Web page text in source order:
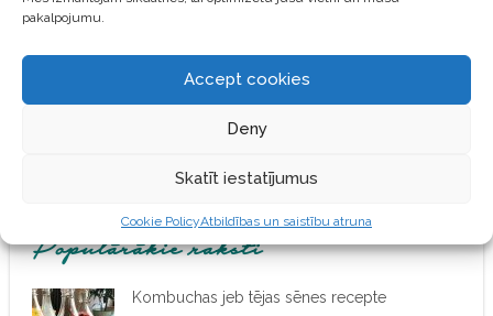
pakalpojumu.
Accept cookies
Deny
Skatīt iestatījumus
Cookie PolicyAtbildības un saistību atruna
ŠAJĀ PĀRLŪKPROGRAMMĀ
Populārākie raksti
Kombuchas jeb tējas sēnes recepte